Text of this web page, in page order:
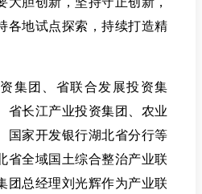
各地试点探索，持续打造精
集团、省联合发展投资集
省长江产业投资集团、农业
国家开发银行湖北省分行等
省全域国土综合整治产业联
团总经理刘光辉作为产业联